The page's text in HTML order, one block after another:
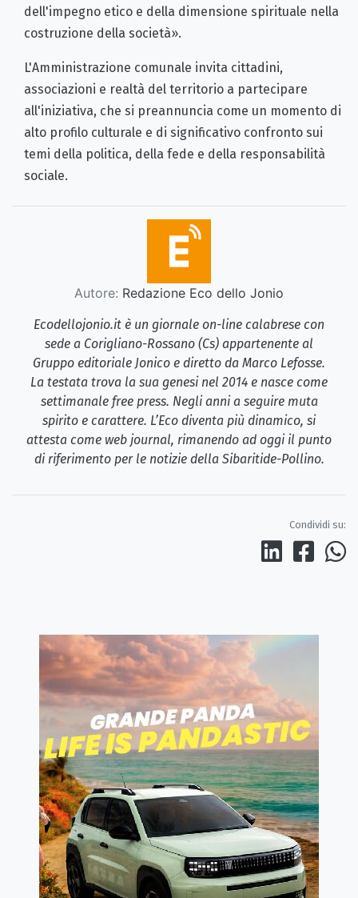
dell'impegno etico e della dimensione spirituale nella
costruzione della società».
L'Amministrazione comunale invita cittadini,
associazioni e realtà del territorio a partecipare
all'iniziativa, che si preannuncia come un momento di
alto profilo culturale e di significativo confronto sui
temi della politica, della fede e della responsabilità
sociale.
Autore: Redazione Eco dello Jonio
Ecodellojonio.it è un giornale on-line calabrese con
sede a Corigliano-Rossano (Cs) appartenente al
Gruppo editoriale Jonico e diretto da Marco Lefosse.
La testata trova la sua genesi nel 2014 e nasce come
settimanale free press. Negli anni a seguire muta
spirito e carattere. L’Eco diventa più dinamico, si
attesta come web journal, rimanendo ad oggi il punto
di riferimento per le notizie della Sibaritide-Pollino.
Condividi su: